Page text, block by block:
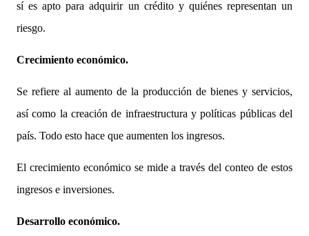
sí es apto para adquirir un crédito y quiénes representan un
riesgo.
Crecimiento económico.
Se refiere al aumento de la producción de bienes y servicios,
así como la creación de infraestructura y políticas públicas del
país. Todo esto hace que aumenten los ingresos.
El crecimiento económico se mide a través del conteo de estos
ingresos e inversiones.
Desarrollo económico.